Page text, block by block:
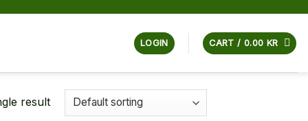
LOGIN CART / 0.00 KR
result